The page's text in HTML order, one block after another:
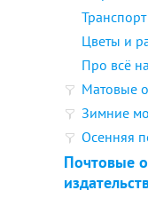
Транспорт
Цветы и
Про всё
Матовые
Зимние
Осенняя
Почтовые